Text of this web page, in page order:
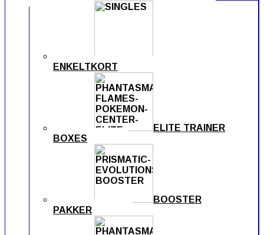
ENKELTKORT
ELITE TRAINER
BOXES
BOOSTER
PAKKER